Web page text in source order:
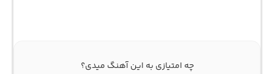
چه امتیازی به این آهنگ میدی؟